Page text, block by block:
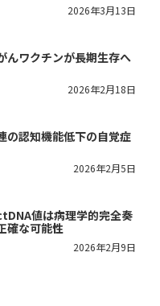
2026年3月13日
んワクチンが長期生存へ
2026年2月18日
の認知機能低下の自覚症
2026年2月5日
値は病理学的完全奏
確な可能性
2026年2月9日